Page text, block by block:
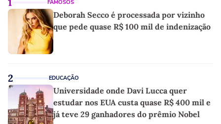
FAMOSOS
Deborah Secco é processada por vizinho
que pede quase R$ 100 mil de indenização
2 EDUCAÇÃO
Universidade onde Davi Lucca quer
estudar nos EUA custa quase R$ 400 mil e
já teve 29 ganhadores do prêmio Nobel